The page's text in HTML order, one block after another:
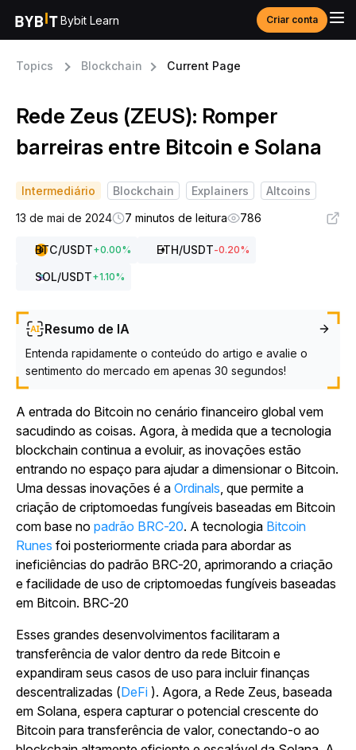
Bybit Learn Criar conta
Topics Blockchain Current Page
Rede Zeus (ZEUS): Romper
barreiras entre Bitcoin e Solana
Intermediário Blockchain Explainers
Altcoins
13 de mai de 2024
7 minutos de leitura 786
BTC/USDT+0.00% ETH/USDT-0.20%
SOL/USDT+1.10%
Resumo de IA
Entenda rapidamente o conteúdo do artigo e avalie o
sentimento do mercado em apenas 30 segundos!
A entrada do Bitcoin no cenário financeiro global vem
sacudindo as coisas. Agora, à medida que a tecnologia
blockchain continua a evoluir, as inovações estão
entrando no espaço para ajudar a dimensionar o Bitcoin.
Uma dessas inovações é a Ordinals, que permite a
criação de criptomoedas fungíveis baseadas em Bitcoin
com base no padrão BRC-20. A tecnologia Bitcoin
Runes foi posteriormente criada para abordar as
ineficiências do padrão BRC-20, aprimorando a criação
e facilidade de uso de criptomoedas fungíveis baseadas
em Bitcoin. BRC-20
Esses grandes desenvolvimentos facilitaram a
transferência de valor dentro da rede Bitcoin e
expandiram seus casos de uso para incluir finanças
descentralizadas (DeFi ). Agora, a Rede Zeus, baseada
em Solana, espera capturar o potencial crescente do
Bitcoin para transferência de valor, conectando-o ao